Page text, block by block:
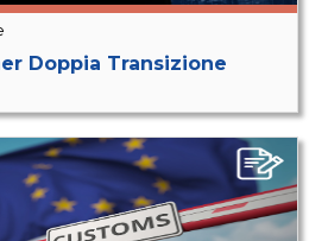
Doppia Transizione